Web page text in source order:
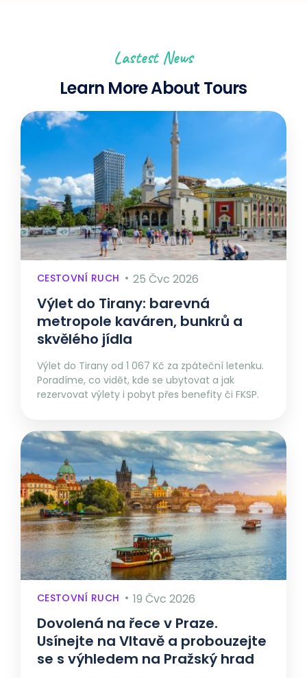
Lastest News
Learn More About Tours
CESTOVNÍ RUCH 25 Čvc 2026
Výlet do Tirany: barevná
metropole kaváren, bunkrů a
skvělého jídla
Výlet do Tirany od 1 067 Kč za zpáteční letenku.
Poradíme, co vidět, kde se ubytovat a jak
rezervovat výlety i pobyt přes benefity či FKSP.
CESTOVNÍ RUCH 19 Čvc 2026
Dovolená na řece v Praze.
Usínejte na Vltavě a probouzejte
se s výhledem na Pražský hrad